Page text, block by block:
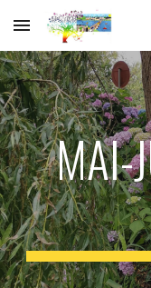
Skip to main content
MAI-